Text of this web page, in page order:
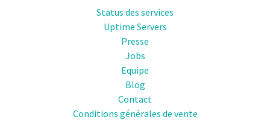
Status des services
Uptime Servers
Presse
Jobs
Equipe
Blog
Contact
Conditions générales de vente